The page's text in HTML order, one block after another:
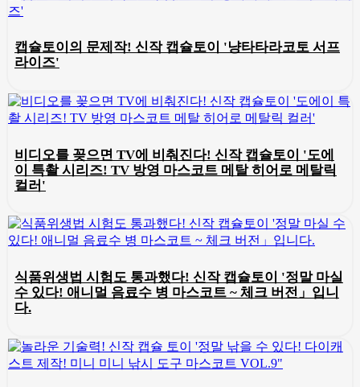
캡슐토이의 문제작! 신작 캡슐토이 '냥타타라코토 서프
라이즈'
비디오를 꽂으면 TV에 비춰진다! 신작 캡슐토이 '도에
이 특촬 시리즈! TV 방영 마스코트 메탈 히어로 메탈릭
컬러'
식품위생법 시험도 통과했다! 신작 캡슐토이 '정말 마실
수 있다! 애니멀 음료수 병 마스코트 ~ 체크 버전」입니
다.